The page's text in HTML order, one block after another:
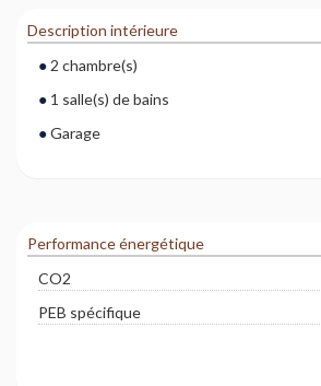
Description intérieure
2 chambre(s)
1 salle(s) de bains
Garage
Performance énergétique
CO2
PEB spécifique